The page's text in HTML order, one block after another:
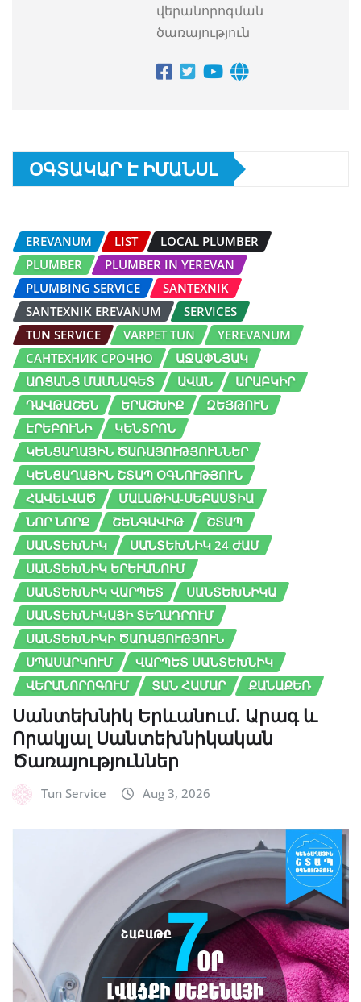
վերանորոգման
ծառայություն
ՕԳՏԱԿԱՐ Է ԻՄԱՆՍԼ
EREVANUM LIST
LOCAL PLUMBER
PLUMBER
PLUMBER IN YEREVAN
PLUMBING SERVICE
SANTEXNIK
SANTEXNIK EREVANUM
SERVICES
TUN SERVICE
VARPET TUN
YEREVANUM
САНТЕХНИК СРОЧНО
ԱՋԱՓՆՅԱԿ
ԱՌՑԱՆՑ ՄԱՍՆԱԳԵՏ
ԱՎԱՆ
ԱՐԱԲԿԻՐ
ԴԱՎԹԱՇԵՆ
ԵՐԱՇԽԻՔ
ԶԵՅԹՈՒՆ
ԷՐԵԲՈՒՆԻ
ԿԵՆՏՐՈՆ
ԿԵՆՑԱՂԱՅԻՆ ԾԱՌԱՅՈՒԹՅՈՒՆՆԵՐ
ԿԵՆՑԱՂԱՅԻՆ ՇՏԱՊ ՕԳՆՈՒԹՅՈՒՆ
ՀԱՎԵԼՎԱԾ
ՄԱԼԱԹԻԱ-ՍԵԲԱՍՏԻԱ
ՆՈՐ ՆՈՐՔ
ՇԵՆԳԱՎԻԹ
ՇՏԱՊ
ՍԱՆՏԵԽՆԻԿ
ՍԱՆՏԵԽՆԻԿ 24 ԺԱՄ
ՍԱՆՏԵԽՆԻԿ ԵՐԵՒԱՆՈՒՄ
ՍԱՆՏԵԽՆԻԿ ՎԱՐՊԵՏ
ՍԱՆՏԵԽՆԻԿԱ
ՍԱՆՏԵԽՆԻԿԱՅԻ ՏԵՂԱԴՐՈՒՄ
ՍԱՆՏԵԽՆԻԿԻ ԾԱՌԱՅՈՒԹՅՈՒՆ
ՍՊԱՍԱՐԿՈՒՄ
ՎԱՐՊԵՏ ՍԱՆՏԵԽՆԻԿ
ՎԵՐԱՆՈՐՈԳՈՒՄ
ՏԱՆ ՀԱՄԱՐ ՔԱՆԱՔԵՌ
Սանտեխնիկ Երևանում. Արագ և
Որակյալ Սանտեխնիկական
Ծառայություններ
Tun Service Aug 3, 2026